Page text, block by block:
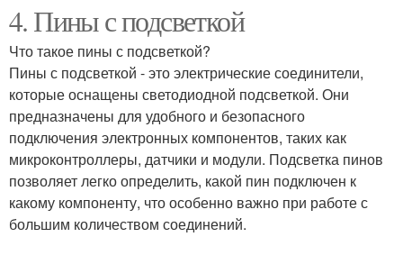
4. Пины с подсветкой
Что такое пины с подсветкой?
Пины с подсветкой - это электрические соединители,
которые оснащены светодиодной подсветкой. Они
предназначены для удобного и безопасного
подключения электронных компонентов, таких как
микроконтроллеры, датчики и модули. Подсветка пинов
позволяет легко определить, какой пин подключен к
какому компоненту, что особенно важно при работе с
большим количеством соединений.